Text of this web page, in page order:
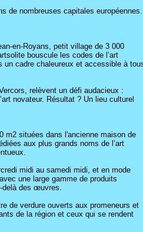
de nombreuses capitales européennes.
en-Royans, petit village de 3 000
bouscule les codes de l’art
un cadre chaleureux et accessible à
relèvent un défi audacieux :
novateur. Résultat ? Un lieu culturel
m2 situées dans l'ancienne maison de
aux plus grands noms de l’art
midi au samedi midi, et en mode
une large gamme de produits
delà des œuvres.
de verdure ouverts aux promeneurs et
de la région et ceux qui se rendent